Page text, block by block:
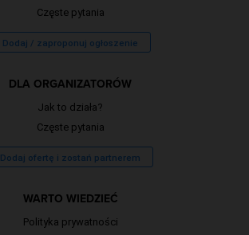
Częste pytania
Dodaj / zaproponuj ogłoszenie
DLA ORGANIZATORÓW
Jak to działa?
Częste pytania
Dodaj ofertę i zostań partnerem
WARTO WIEDZIEĆ
Polityka prywatności